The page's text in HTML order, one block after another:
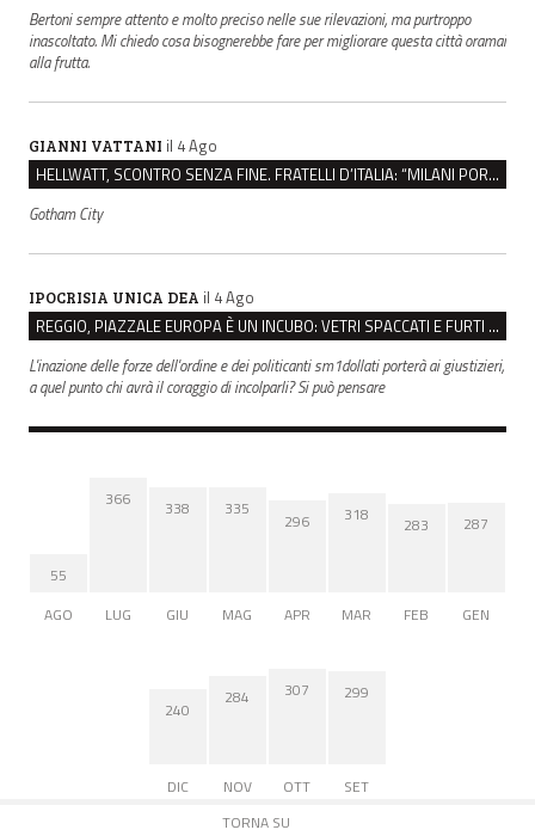
Bertoni sempre attento e molto preciso nelle sue rilevazioni, ma purtroppo
inascoltato. Mi chiedo cosa bisognerebbe fare per migliorare questa città oramai
alla frutta.
GIANNI VATTANI il 4 Ago
HELLWATT, SCONTRO SENZA FINE. FRATELLI D’ITALIA: “MILANI PORTA DOCUMENTI, DE FRANCO INSULTI”
Gotham City
IPOCRISIA UNICA DEA il 4 Ago
REGGIO, PIAZZALE EUROPA È UN INCUBO: VETRI SPACCATI E FURTI SULLE AUTO IN SOSTA
L'inazione delle forze dell'ordine e dei politicanti sm1dollati porterà ai giustizieri,
a quel punto chi avrà il coraggio di incolparli? Si può pensare
55
AGO
366
LUG
338
GIU
335
MAG
296
APR
318
MAR
283
FEB
287
GEN
240
DIC
284
NOV
307
OTT
299
SET
TORNA SU